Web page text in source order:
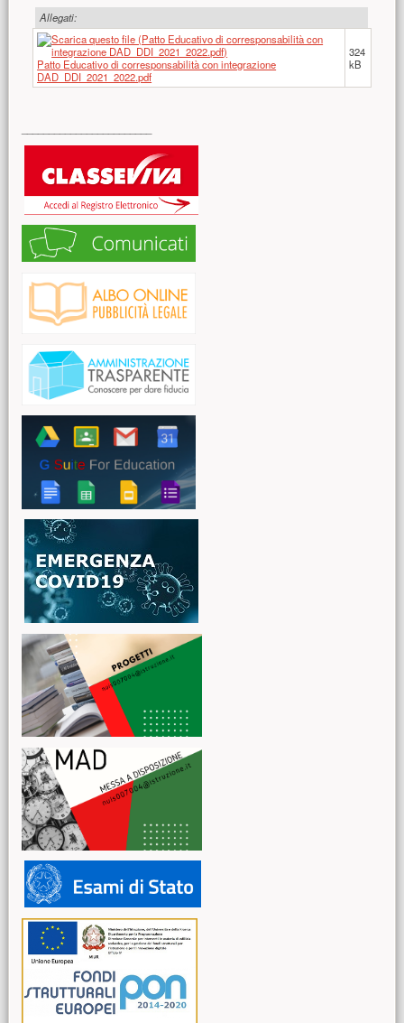
Allegati:
Patto Educativo di corresponsabilità con integrazione
DAD_DDI_2021_2022.pdf
324
kB
Risorse aggiuntive (colonna di destra)